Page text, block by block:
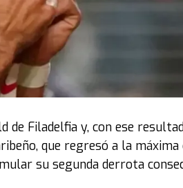
de Filadelfia y, con ese
que regresó a la máxima
su segunda derrota